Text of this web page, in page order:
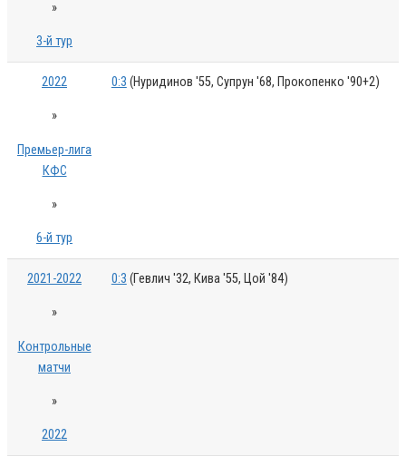
»
3-й тур
2022
»
Премьер-лига
КФС
»
6-й тур
0:3 (Нуридинов '55, Супрун '68, Прокопенко '90+2)
2021-2022
»
Контрольные
матчи
»
2022
0:3 (Гевлич '32, Кива '55, Цой '84)